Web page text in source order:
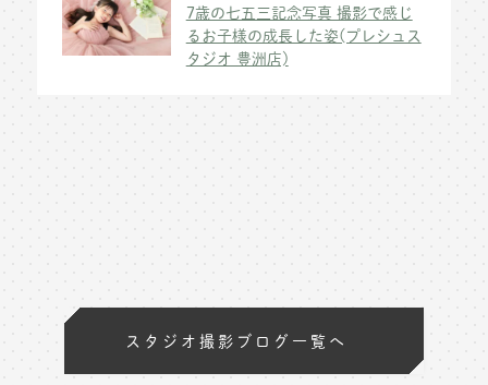
7歳の七五三記念写真 撮影で感じ
るお子様の成長した姿(プレシュス
タジオ 豊洲店)
スタジオ撮影ブログ一覧へ